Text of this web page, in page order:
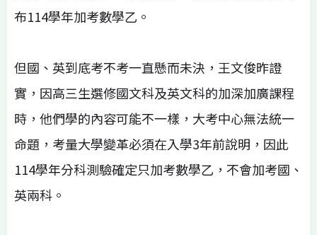
布114學年加考數學乙。
但國、英到底考不考一直懸而未決，王文俊昨證
實，因高三生選修國文科及英文科的加深加廣課程
時，他們學的內容可能不一樣，大考中心無法統一
命題，考量大學變革必須在入學3年前說明，因此
114學年分科測驗確定只加考數學乙，不會加考國、
英兩科。